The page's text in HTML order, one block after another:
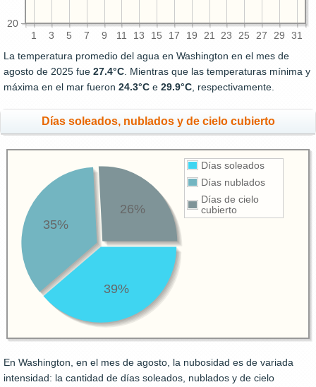
1 3 5 7 9 11 13 15 17 19 21 23 25 27 29 31
20
La temperatura promedio del agua en Washington en el mes de
agosto de 2025 fue 27.4°C . Mientras que las temperaturas mínima y
máxima en el mar fueron 24.3°C e 29.9°C , respectivamente.
Días soleados, nublados y de cielo cubierto
Días soleados
Días nublados
Días de cielo
cubierto
39%
35%
26%
En Washington, en el mes de agosto, la nubosidad es de variada
intensidad: la cantidad de días soleados, nublados y de cielo